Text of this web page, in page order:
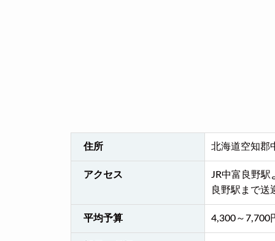
住所 北海道空知郡
アクセス
JR中富良野駅
良野駅まで送
平均予算 4,300～7,700